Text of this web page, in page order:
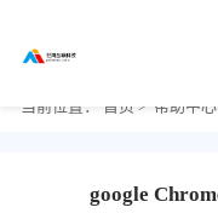
当前位置： 首页 > 帮助中心
google